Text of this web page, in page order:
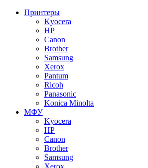
Принтеры
Kyocera
HP
Canon
Brother
Samsung
Xerox
Pantum
Ricoh
Panasonic
Konica Minolta
МФУ
Kyocera
HP
Canon
Brother
Samsung
Xerox